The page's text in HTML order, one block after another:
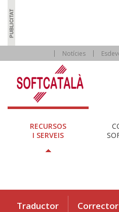
Notícies
RECURSOS
I SERVEIS
Traductor Corrector